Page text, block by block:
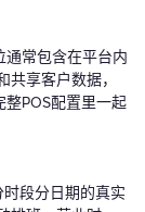
通常包含在平台内
享客户数据，
POS配置里一起
段分日期的真实